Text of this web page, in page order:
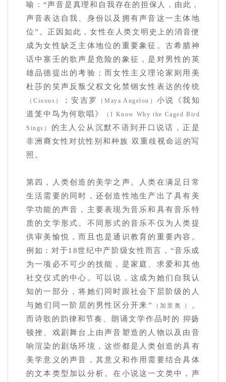
喻：“声音是真理和自我存在的担保人，由此，
声音表达自我、身份以及拥有声音这一主体地
位”。正因如此，女性在人类文明史上的消音便
成为女性缺乏主体地位的重要象征。古希腊神
话中塞壬的歌声是危险的象征，是对男性的英
雄品德提出的考验；而女性主义理论家则用美
杜莎的笑声反叛父权文化禁锢女性表达的传统
（Cixous） ；安吉罗 （Maya Angelou） 小说《我知
道笼中鸟为何歌唱》
（I Know Why the Caged Bird
Sings） 的主人公从沉默不语到开口说话，正是
非洲裔女性对抗性别和种族 双重歧视命运的写
照。
第四，人类创造的美学之声。人类在满足日常
生活需要的同时，还创造性地生产出了具有美
学功能的声音，主要表现为音乐和具有音乐特
质的文学形式。不同形式的音乐不仅为人类提
供审美愉悦，而且也是通识教育的重要内容。
例如：对于18世纪中产阶级女性而言，“音乐成
为一项必不可少的技能，是家庭、求爱和其他
社交仪式的中心。可以说，这成为她们自我认
知的一部分，将她们同时跟社会下层阶级的人
与她们同一阶层的男性区分开来”
（加里奥 ）
。
而诗歌的韵律和节奏、朗诵文学作品时的 抑扬
顿挫、戏剧舞台上由声音塑造的人物以及由音
响渲染的剧场环境，这些都是人类创造的具有
美学意义的声音，其意义和作用需要结合具体
的文本类型加以分析。在小说这一文类中，声